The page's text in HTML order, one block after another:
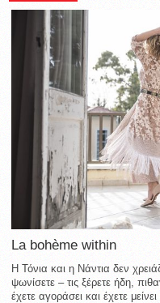
La bohème within
Η Τόνια και η Νάντια δεν
ψωνίσετε – τις ξέρετε ήδη,
έχετε αγοράσει και έχετε μείνει